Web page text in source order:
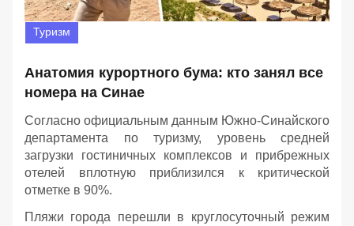
Туризм
Анатомия курортного бума: кто занял все
номера на Синае
Согласно официальным данным Южно-Синайского
департамента по туризму, уровень средней
загрузки гостиничных комплексов и прибрежных
отелей вплотную приблизился к критической
отметке в 90%.
Пляжи города перешли в круглосуточный режим